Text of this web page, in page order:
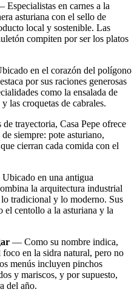
Especialistas en carnes a la
asturiana con el sello de
local y sostenible. Las
compiten por ser los platos
en el corazón del polígono
por sus raciones generosas
como la ensalada de
las croquetas de cabrales.
trayectoria, Casa Pepe ofrece
siempre: pote asturiano,
cierran cada comida con el
en una antigua
la arquitectura industrial
tradicional y lo moderno. Sus
el centollo a la asturiana y la
— Como su nombre indica,
foco en la sidra natural, pero no
menús incluyen pinchos
y mariscos, y por supuesto,
del año.